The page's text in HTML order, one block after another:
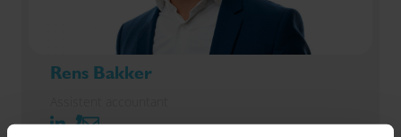
Rens Bakker